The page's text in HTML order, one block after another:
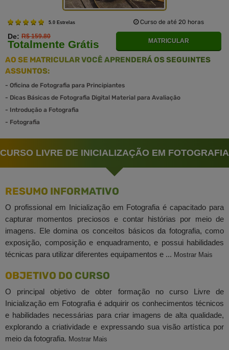
5.0 Estrelas Curso de até 20 horas
De: R$ 159.80
Totalmente Grátis MATRICULAR
AO SE MATRICULAR VOCÊ APRENDERÁ OS SEGUINTES
ASSUNTOS:
- Oficina de Fotografia para Principiantes
- Dicas Básicas de Fotografia Digital Material para Avaliação
- Introdução a Fotografia
- Fotografia
CURSO LIVRE DE INICIALIZAÇÃO EM FOTOGRAFIA
RESUMO INFORMATIVO
O profissional em Inicialização em Fotografia é capacitado para
capturar momentos preciosos e contar histórias por meio de
imagens. Ele domina os conceitos básicos da fotografia, como
exposição, composição e enquadramento, e possui habilidades
técnicas para utilizar diferentes equipamentos e ... Mostrar Mais
OBJETIVO DO CURSO
O principal objetivo de obter formação no curso Livre de
Inicialização em Fotografia é adquirir os conhecimentos técnicos
e habilidades necessárias para criar imagens de alta qualidade,
explorando a criatividade e expressando sua visão artística por
meio da fotografia. Mostrar Mais